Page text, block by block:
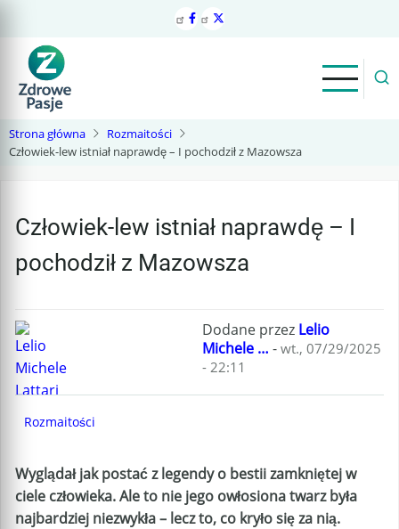
treści
Strona główna
Rozmaitości
Człowiek-lew istniał naprawdę – I pochodził z Mazowsza
Człowiek-lew istniał naprawdę – I
pochodził z Mazowsza
Dodane przez Lelio
Michele … -wt., 07/29/2025
- 22:11
Rozmaitości
Wyglądał jak postać z legendy o bestii zamkniętej w
ciele człowieka. Ale to nie jego owłosiona twarz była
najbardziej niezwykła – lecz to, co kryło się za nią.